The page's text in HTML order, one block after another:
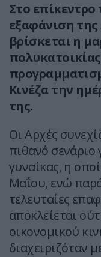
Στο επίκεντρο
εξαφάνιση της
βρίσκεται η
Κινέζα την
της.
Οι Αρχές
πιθανό
γυναίκας, η
Μαΐου, ενώ
τελευταίες
αποκλείεται
οικονομικού
διαχειριζόταν